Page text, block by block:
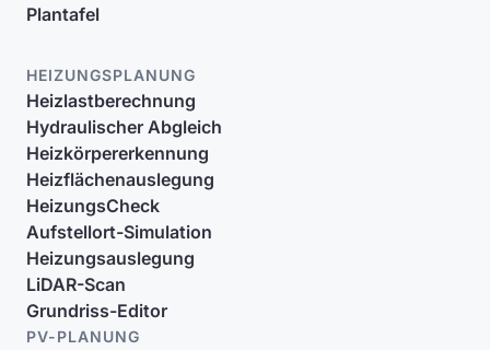
Plantafel
HEIZUNGSPLANUNG
Heizlastberechnung
Hydraulischer Abgleich
Heizkörpererkennung
Heizflächenauslegung
HeizungsCheck
Aufstellort-Simulation
Heizungsauslegung
LiDAR-Scan
Grundriss-Editor
PV-PLANUNG